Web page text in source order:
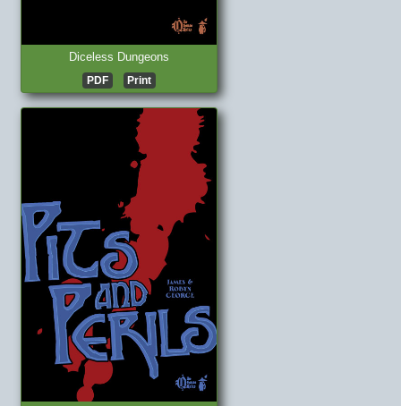
Diceless Dungeons
PDF Print